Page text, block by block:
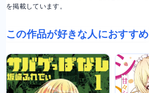
を掲載しています。
この作品が好きな人におすすめ